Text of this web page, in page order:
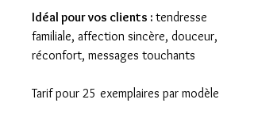
Idéal pour vos clients : tendresse
familiale, affection sincère, douceur,
réconfort, messages touchants
Tarif pour 25 exemplaires par modèle